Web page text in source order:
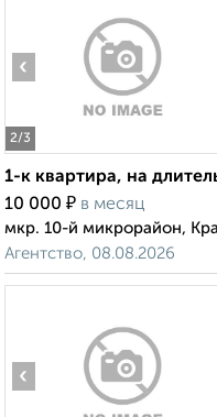
2/3
‹
1-к квартира, на
10 000 ₽ в месяц
мкр. 10-й микрорайон,
Агентство, 08.08.2026
‹